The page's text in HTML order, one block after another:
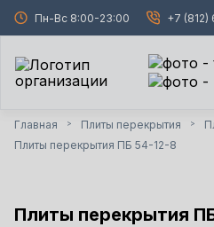
Пн-Вс 8:00-23:00 +7
Главная > Плиты перекрытия >
Плиты перекрытия ПБ 54-12-8
Плиты перекрытия